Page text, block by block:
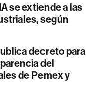
se extiende a las
según
decreto para
del
de Pemex y